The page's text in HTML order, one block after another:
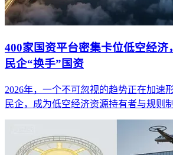
400家国资平台密集卡位低空经济
民企“换手”国资
2026年，一个不可忽视的趋势正在加速
民企，成为低空经济资源持有者与规则制